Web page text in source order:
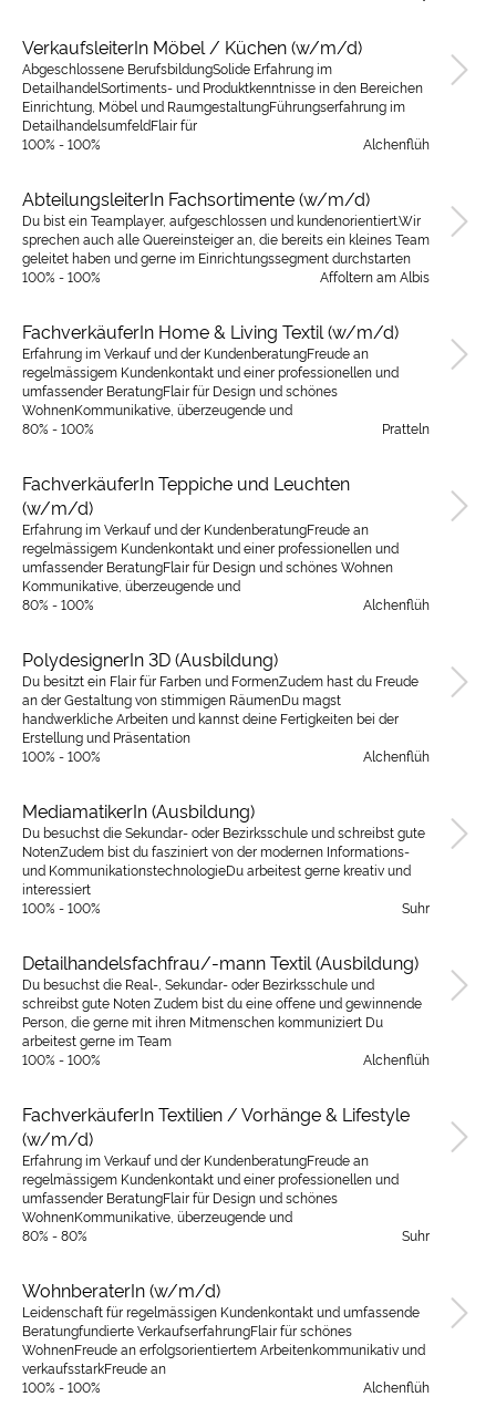
VerkaufsleiterIn Möbel / Küchen (w/m/d)
Abgeschlossene BerufsbildungSolide Erfahrung im
DetailhandelSortiments- und Produktkenntnisse in den Bereichen
Einrichtung, Möbel und RaumgestaltungFührungserfahrung im
DetailhandelsumfeldFlair für
100% - 100%
Alchenflüh
AbteilungsleiterIn Fachsortimente (w/m/d)
Du bist ein Teamplayer, aufgeschlossen und kundenorientiert.Wir
sprechen auch alle Quereinsteiger an, die bereits ein kleines Team
geleitet haben und gerne im Einrichtungssegment durchstarten
100% - 100%
Affoltern am Albis
FachverkäuferIn Home & Living Textil (w/m/d)
Erfahrung im Verkauf und der KundenberatungFreude an
regelmässigem Kundenkontakt und einer professionellen und
umfassender BeratungFlair für Design und schönes
WohnenKommunikative, überzeugende und
80% - 100%
Pratteln
FachverkäuferIn Teppiche und Leuchten
(w/m/d)
Erfahrung im Verkauf und der KundenberatungFreude an
regelmässigem Kundenkontakt und einer professionellen und
umfassender BeratungFlair für Design und schönes Wohnen
Kommunikative, überzeugende und
80% - 100%
Alchenflüh
PolydesignerIn 3D (Ausbildung)
Du besitzt ein Flair für Farben und FormenZudem hast du Freude
an der Gestaltung von stimmigen RäumenDu magst
handwerkliche Arbeiten und kannst deine Fertigkeiten bei der
Erstellung und Präsentation
100% - 100%
Alchenflüh
MediamatikerIn (Ausbildung)
Du besuchst die Sekundar- oder Bezirksschule und schreibst gute
NotenZudem bist du fasziniert von der modernen Informations-
und KommunikationstechnologieDu arbeitest gerne kreativ und
interessiert
100% - 100%
Suhr
Detailhandelsfachfrau/-mann Textil (Ausbildung)
Du besuchst die Real-, Sekundar- oder Bezirksschule und
schreibst gute Noten Zudem bist du eine offene und gewinnende
Person, die gerne mit ihren Mitmenschen kommuniziert Du
arbeitest gerne im Team
100% - 100%
Alchenflüh
FachverkäuferIn Textilien / Vorhänge & Lifestyle
(w/m/d)
Erfahrung im Verkauf und der KundenberatungFreude an
regelmässigem Kundenkontakt und einer professionellen und
umfassender BeratungFlair für Design und schönes
WohnenKommunikative, überzeugende und
80% - 80%
Suhr
WohnberaterIn (w/m/d)
Leidenschaft für regelmässigen Kundenkontakt und umfassende
Beratungfundierte VerkaufserfahrungFlair für schönes
WohnenFreude an erfolgsorientiertem Arbeitenkommunikativ und
verkaufsstarkFreude an
100% - 100%
Alchenflüh